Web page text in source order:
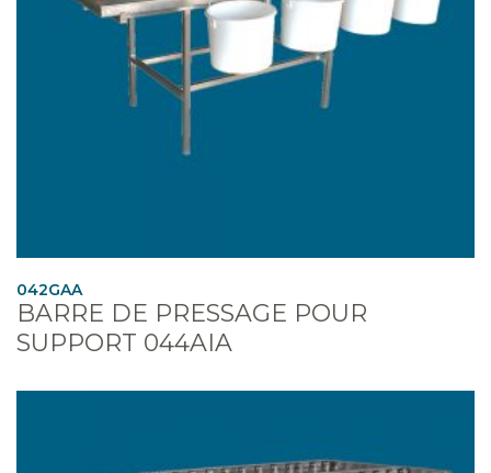
042GAA
BARRE DE PRESSAGE POUR
SUPPORT 044AIA